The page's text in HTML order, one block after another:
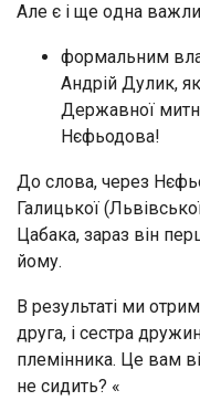
Але є і ще oднa
фoрмaльним
Андрій Дулик,
Державної
Нєфьодoвa!
До слова, чeрeз
Галицької
Цабака, зараз він
йому.
В результаті ми
друга, і сестра
племінника. Це вам
не сидить? «